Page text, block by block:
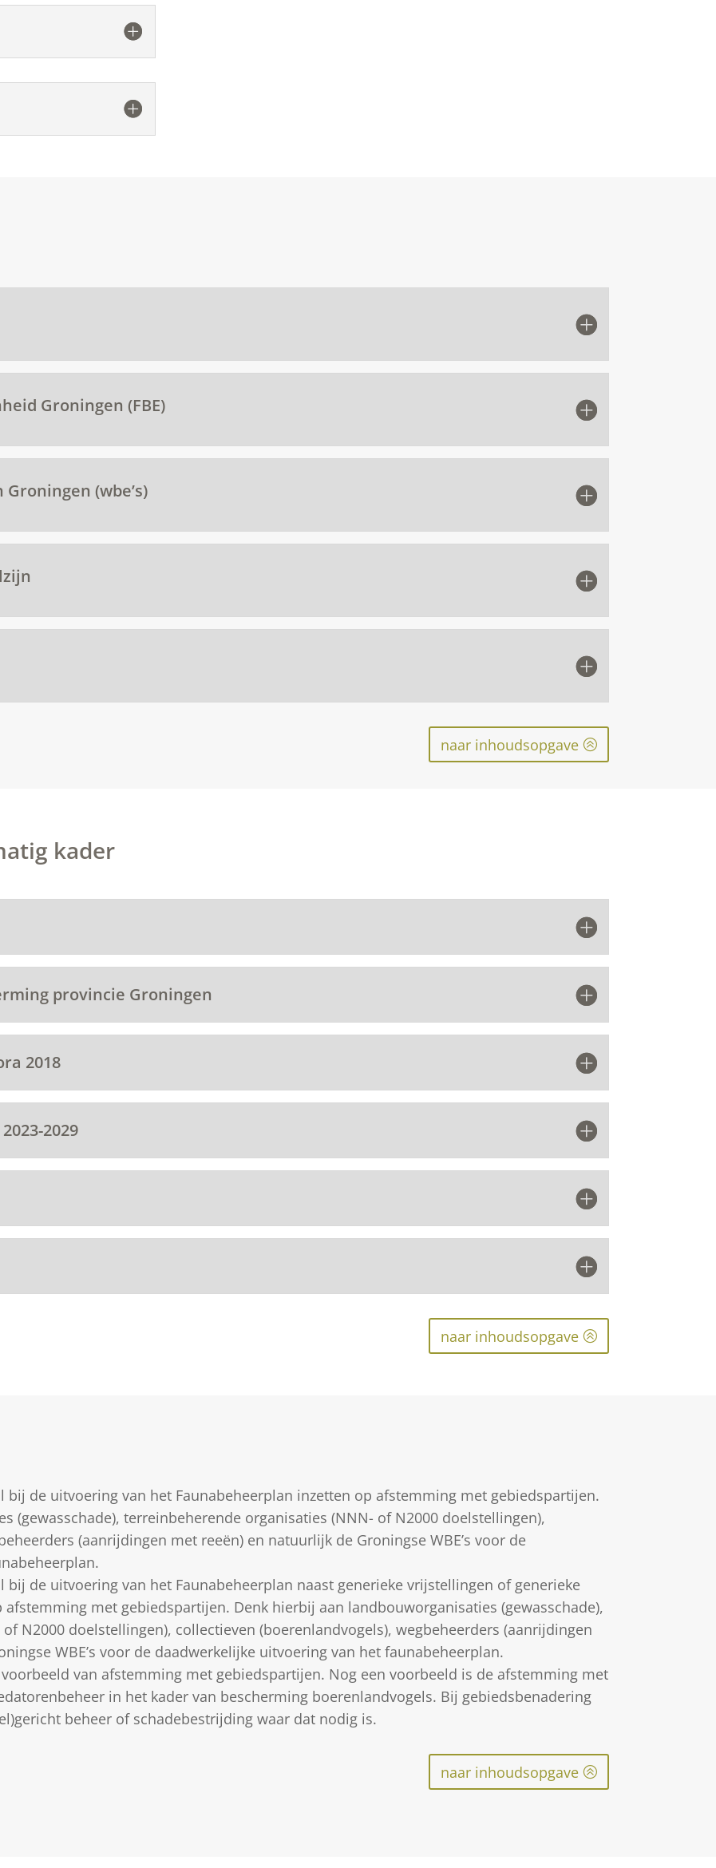
Groningen (FBE)
(wbe’s)
naar inhoudsopgave
kader
provincie Groningen
2018
2029
naar inhoudsopgave
bij de uitvoering van het Faunabeheerplan inzetten op afstemming met gebiedspartijen.
(gewasschade), terreinbeherende organisaties (NNN- of N2000 doelstellingen),
(aanrijdingen met reeën) en natuurlijk de Groningse WBE’s voor de
bij de uitvoering van het Faunabeheerplan naast generieke vrijstellingen of generieke
met gebiedspartijen. Denk hierbij aan landbouworganisaties (gewasschade),
N2000 doelstellingen), collectieven (boerenlandvogels), wegbeheerders (aanrijdingen
WBE’s voor de daadwerkelijke uitvoering van het faunabeheerplan.
van afstemming met gebiedspartijen. Nog een voorbeeld is de afstemming met
in het kader van bescherming boerenlandvogels. Bij gebiedsbenadering
beheer of schadebestrijding waar dat nodig is.
naar inhoudsopgave